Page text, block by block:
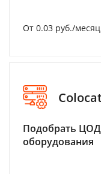
От 0.03 руб./месяц
Подобрать
оборудования